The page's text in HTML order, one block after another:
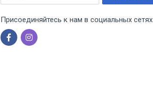
Присоединяйтесь к нам в социальных сетях